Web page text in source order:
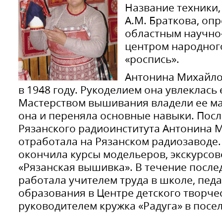
Название
А.М. Браткова,
областным
центром
«роспись».
Антонина
в 1948 году. Рукоделием она увлеклась
Мастерством вышивания владели ее
она и переняла основные навыки.
Рязанского радиоинститута Антонина
отработала на Рязанском
окончила курсы модельеров,
«Рязанская вышивка». В течение
работала учителем труда в школе,
образования в Центре детского
руководителем кружка «Радуга» в